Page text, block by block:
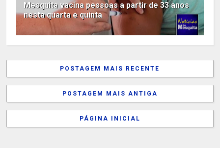
Mesquita vacina pessoas a partir de 33 anos
nesta quarta e quinta
POSTAGEM MAIS RECENTE
POSTAGEM MAIS ANTIGA
PÁGINA INICIAL